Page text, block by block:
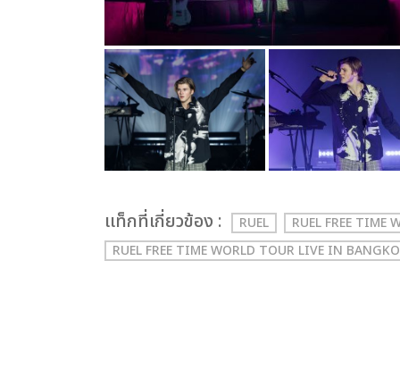
เเท็กที่เกี่ยวข้อง : RUEL
RUEL FREE TIME
RUEL FREE TIME WORLD TOUR LIVE IN